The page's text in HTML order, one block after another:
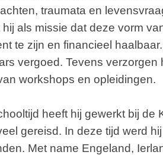
traumata en
als missie dat deze vorm
te zijn en financieel
vergoed. Tevens verzorgen
workshops en opleidingen.
heeft hij gewerkt bij de
gereisd. In deze tijd werd
Met name Engeland,